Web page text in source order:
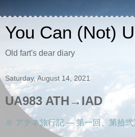
You Can (Not)
Old fart's dear diary
Saturday, August 14, 2021
UA983 ATH→IAD
※ アテネ旅行記 ― 第一回、第拾